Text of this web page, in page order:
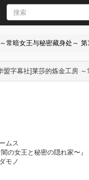
常暗女王与秘密藏身处～
盟字幕社]莱莎的炼金工房
ムス
の女王と秘密の隠れ家〜』
モノ